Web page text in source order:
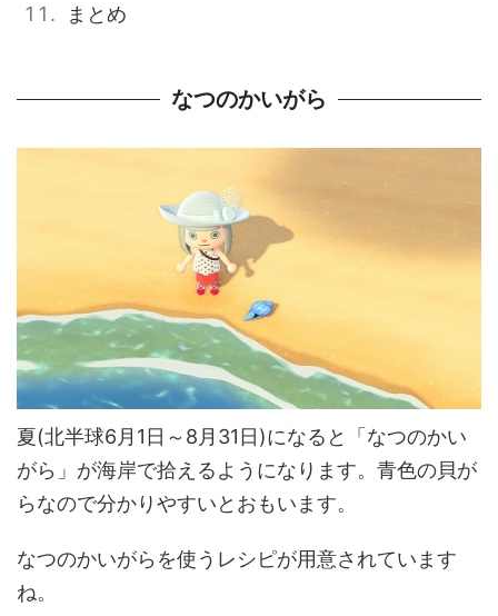
まとめ
なつのかいがら
夏(北半球6月1日～8月31日)になると「なつのかい
がら」が海岸で拾えるようになります。青色の貝が
らなので分かりやすいとおもいます。
なつのかいがらを使うレシピが用意されています
ね。